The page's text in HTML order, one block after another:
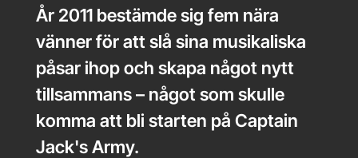
År 2011 bestämde sig fem nära
vänner för att slå sina musikaliska
påsar ihop och skapa något nytt
tillsammans – något som skulle
komma att bli starten på Captain
Jack's Army.